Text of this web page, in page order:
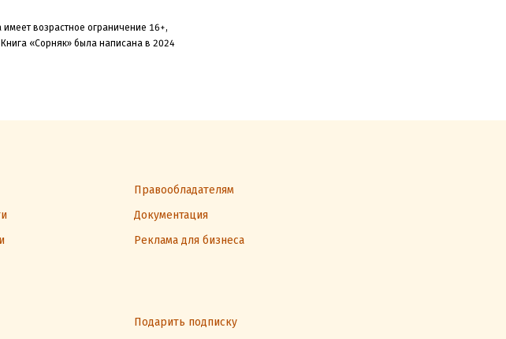
имеет возрастное ограничение 16+,
Книга «Сорняк» была написана в 2024
Правообладателям
Документация
Реклама для бизнеса
Подарить подписку